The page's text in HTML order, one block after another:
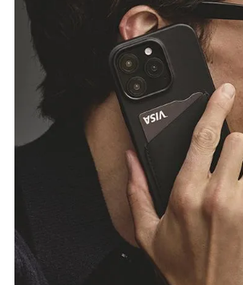
Kasuta seda koodi kassas, et